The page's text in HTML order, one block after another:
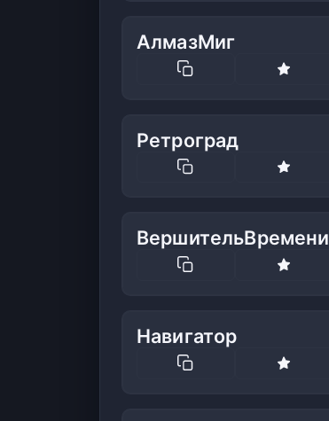
АлмазМиг
Ретроград
ВершительВремени
Навигатор